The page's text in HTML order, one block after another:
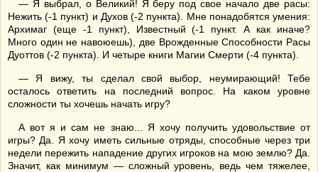
— Я выбрал, о Великий! Я беру под свое начало две расы:
Нежить (-1 пункт) и Духов (-2 пункта). Мне понадобятся умения:
Архимаг (еще -1 пункт), Известный (-1 пункт. А как иначе?
Много один не навоюешь), две Врожденные Способности Расы
Дуоттов (-2 пункта). И четыре книги Магии Смерти (-4 пункта).
— Я вижу, ты сделал свой выбор, неумирающий! Тебе
осталось ответить на последний вопрос. На каком уровне
сложности ты хочешь начать игру?
А вот я и сам не знаю... Я хочу получить удовольствие от
игры? Да. Я хочу иметь сильные отряды, способные через три
недели пережить нападение других игроков на мою землю? Да.
Значит, как минимум — сложный уровень, ведь чем тяжелее,